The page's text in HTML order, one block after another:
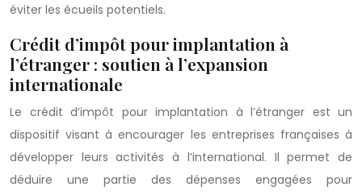
éviter les écueils potentiels.
Crédit d’impôt pour implantation à
l’étranger : soutien à l’expansion
internationale
Le crédit d’impôt pour implantation à l’étranger est un
dispositif visant à encourager les entreprises françaises à
développer leurs activités à l’international. Il permet de
déduire une partie des dépenses engagées pour